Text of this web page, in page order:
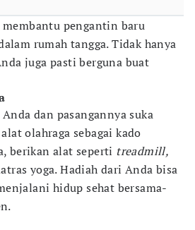
pengantin baru
rumah tangga. Tidak hanya
juga pasti berguna buat
dan pasangannya suka
olahraga sebagai kado
berikan alat seperti treadmill,
yoga. Hadiah dari Anda bisa
hidup sehat bersama-